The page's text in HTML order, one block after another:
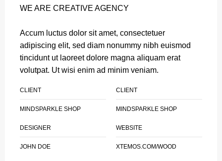
WE ARE CREATIVE AGENCY
Accum luctus dolor sit amet, consectetuer
adipiscing elit, sed diam nonummy nibh euismod
tincidunt ut laoreet dolore magna aliquam erat
volutpat. Ut wisi enim ad minim veniam.
CLIENT
MINDSPARKLE SHOP
CLIENT
MINDSPARKLE SHOP
DESIGNER
JOHN DOE
WEBSITE
XTEMOS.COM/WOOD